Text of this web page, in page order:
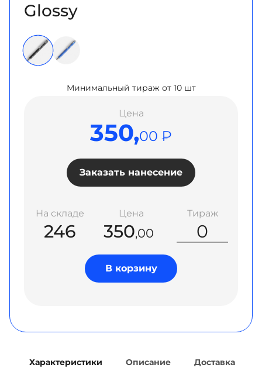
Glossy
Минимальный тираж от 10 шт
Цена
350,00 ₽
Заказать нанесение
На складе Цена Тираж
246 350,00
В корзину
Характеристики Описание Доставка